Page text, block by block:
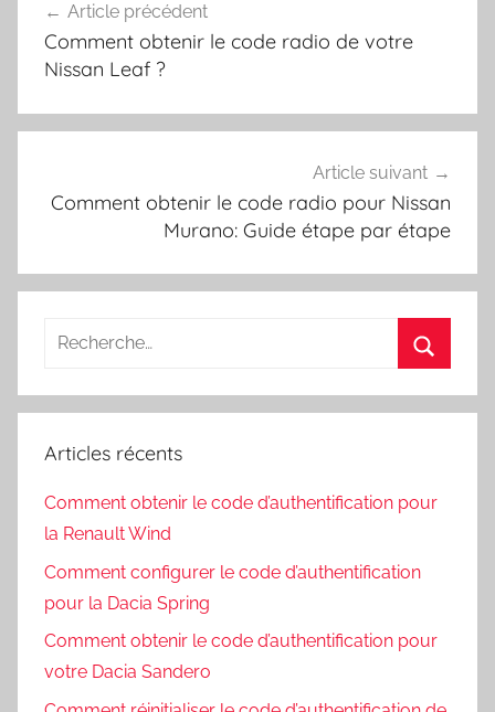
de
l’article
Article précédent
Comment obtenir le code radio de votre
Nissan Leaf ?
Article suivant
Comment obtenir le code radio pour Nissan
Murano: Guide étape par étape
Recherche
:
Articles récents
Comment obtenir le code d’authentification pour
la Renault Wind
Comment configurer le code d’authentification
pour la Dacia Spring
Comment obtenir le code d’authentification pour
votre Dacia Sandero